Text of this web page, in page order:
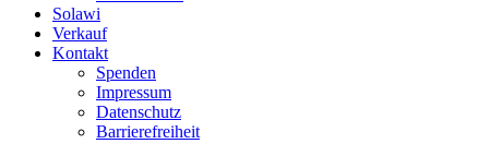
Solawi
Verkauf
Kontakt
Spenden
Impressum
Datenschutz
Barrierefreiheit